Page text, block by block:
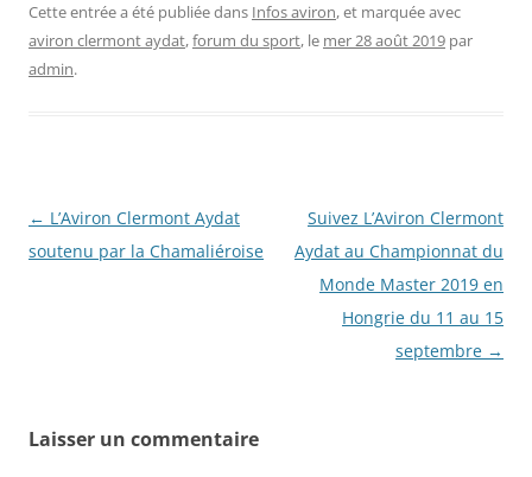
Cette entrée a été publiée dans Infos aviron, et marquée avec
aviron clermont aydat,forum du sport, le mer 28 août 2019 par
admin.
Navigation
des
← L’Aviron Clermont Aydat
soutenu par la Chamaliéroise
Suivez L’Aviron Clermont
Aydat au Championnat du
Monde Master 2019 en
Hongrie du 11 au 15
septembre →
Laisser un commentaire